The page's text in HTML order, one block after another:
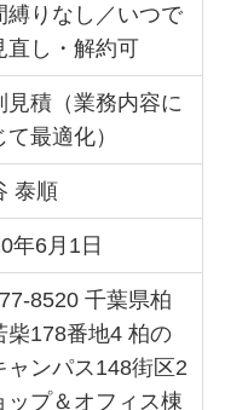
縛りなし／いつで
直し・解約可
見積（業務内容に
て最適化）
泰順
年6月1日
8520 千葉県柏
柴178番地4 柏の
ャンパス148街区2
ップ＆オフィス棟